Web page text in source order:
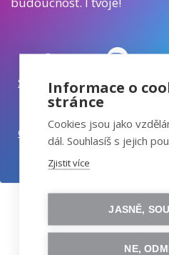
SoundCloud Spotify
Google Podcasts
Informace o
stránce
Cookies jsou jako
dál. Souhlasíš s jejich
Zjistit více
JASNĚ,
NE,